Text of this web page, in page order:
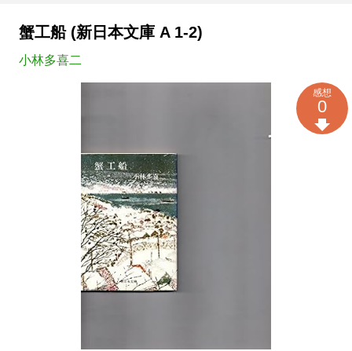
蟹工船 (新日本文庫 A 1-2)
小林多喜二
感想
0